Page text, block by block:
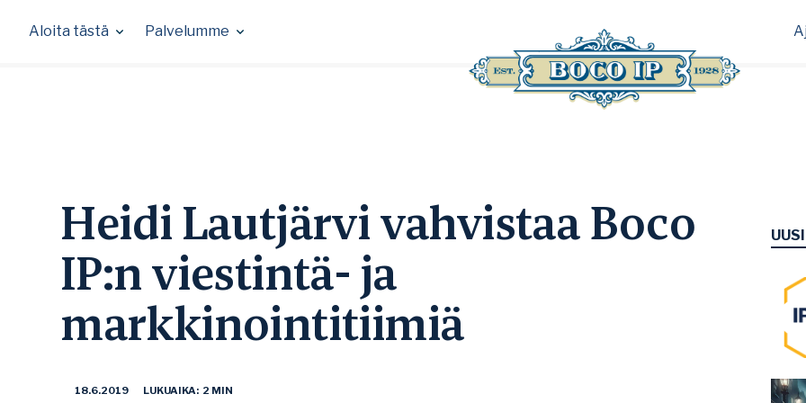
to
Aloita tästä Palvelumme
Heidi Lautjärvi vahvistaa Boco
IP:n viestintä- ja
markkinointitiimiä
18.6.2019 LUKUAIKA: 2 MIN